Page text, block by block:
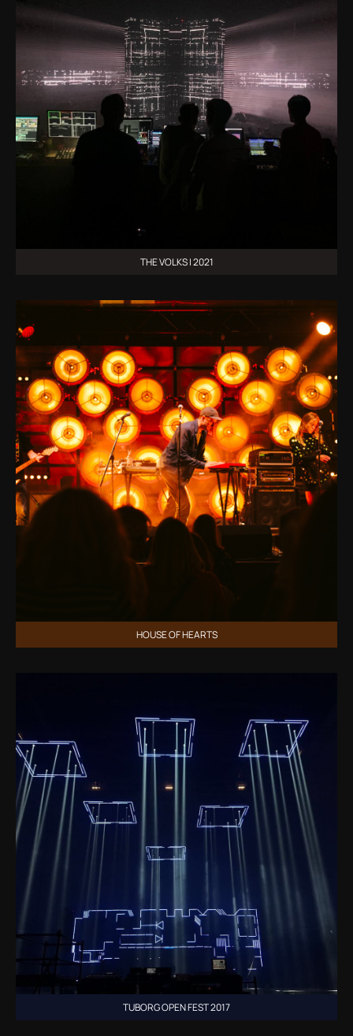
THE VOLKS | 2021
HOUSE OF HEARTS
TUBORG OPEN FEST 2017